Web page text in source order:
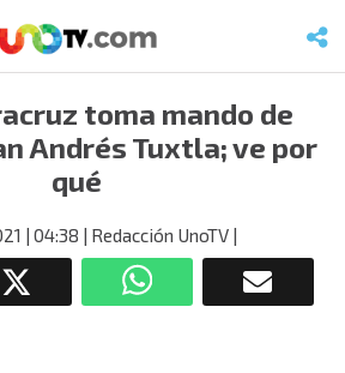
toma mando de
Andrés Tuxtla; ve por
qué
| 04:38 | Redacción UnoTV |